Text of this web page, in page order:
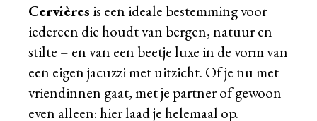
Cervières is een ideale bestemming voor
iedereen die houdt van bergen, natuur en
stilte – en van een beetje luxe in de vorm van
een eigen jacuzzi met uitzicht. Of je nu met
vriendinnen gaat, met je partner of gewoon
even alleen: hier laad je helemaal op.